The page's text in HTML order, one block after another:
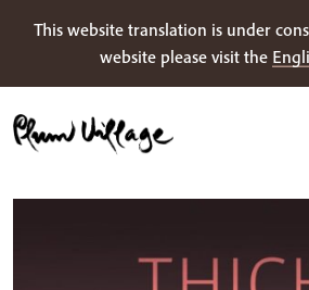
This website translation is under
website please visit the
nach: